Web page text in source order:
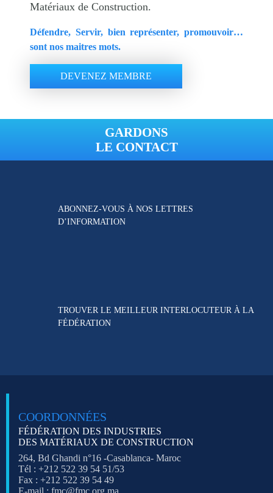
Matériaux de Construction.
Défendre, Servir, bien représenter, promouvoir…
sont nos maitres mots.
DEVENEZ MEMBRE
GARDONS
LE CONTACT
ABONNEZ-VOUS À NOS LETTRES
D’INFORMATION
TROUVER LE MEILLEUR INTERLOCUTEUR À LA
FÉDÉRATION
COORDONNÉES
FÉDÉRATION DES INDUSTRIES
DES MATÉRIAUX DE CONSTRUCTION
264, Bd Ghandi n°16 -Casablanca- Maroc
Tél : +212 522 39 54 51/53
Fax : +212 522 39 54 49
E-mail : fmc@fmc.org.ma